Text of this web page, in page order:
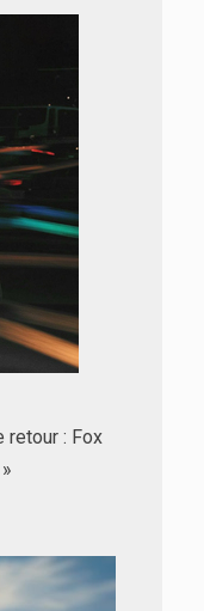
retour : Fox